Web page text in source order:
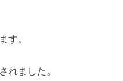
す。
れました。